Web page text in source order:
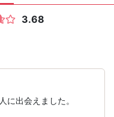
3.68
に出会えました。